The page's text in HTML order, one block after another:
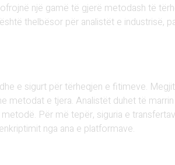
një gamë të gjerë metodash të
thelbësor për analistët e industrisë,
e sigurt për tërheqjen e fitimeve.
metodat e tjera. Analistët duhet të
Për më tepër, siguria e
nga ana e platformave.